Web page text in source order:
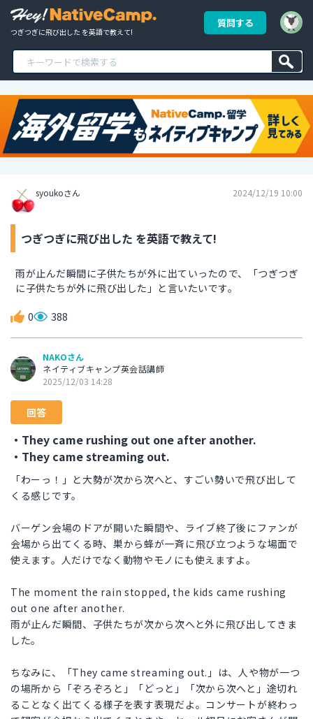
つぎつぎに飛び出した を英語で教えて!
質問する
syoukoさん 2024/12/19 10:00
つぎつぎに飛び出した を英語で教えて!
雨が止んだ瞬間に子供たちが外に出ていったので、「つぎつぎ
に子供たちが外に飛び出した」と言いたいです。
0 388
NAKOさん
ネイティブキャンプ英会話講師
2025/12/03 14:28
回答
・They came rushing out one after another.
・They came streaming out.
「わーっ！」と大勢が次から次へと、すごい勢いで飛び出して
くる感じです。
バーゲン会場のドアが開いた瞬間や、ライブ終了後にファンが
会場から出てくる時、巣から蜂が一斉に飛び立つような場面で
使えます。人だけでなく動物やモノにも使えますよ。
The moment the rain stopped, the kids came rushing
out one after another.
雨が止んだ瞬間、子供たちが次から次へと外に飛び出してきま
した。
ちなみに、「They came streaming out.」は、人や物が一つ
の場所から「ぞろぞろと」「どっと」「次から次へと」途切れ
ることなく出てくる様子を表す表現だよ。コンサートが終わっ